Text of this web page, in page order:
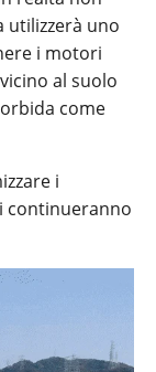
utilizzerà uno
i motori
al suolo
come
i
continueranno